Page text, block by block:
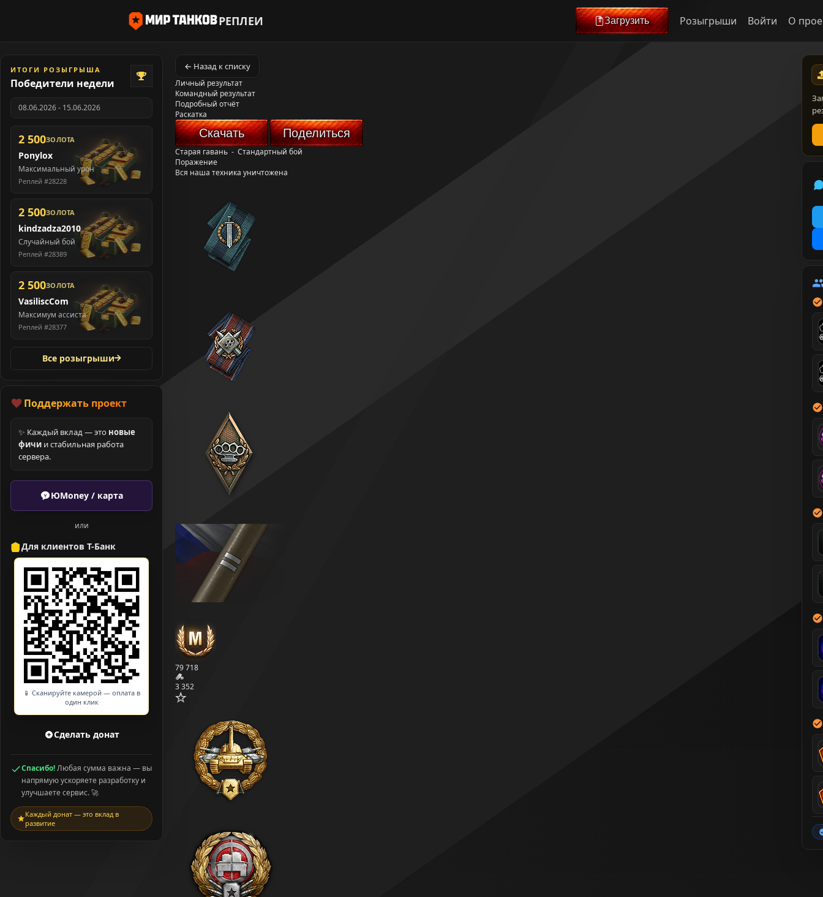
РЕПЛЕИ Загрузить Розыгрыши Войти О
ИТОГИ РОЗЫГРЫША
Победители недели
08.06.2026 - 15.06.2026
2 500ЗОЛОТА
Ponylox
Максимальный урон
Реплей #28228
2 500ЗОЛОТА
kindzadza2010
Случайный бой
Реплей #28389
2 500ЗОЛОТА
VasiliscCom
Максимум ассиста
Реплей #28377
Все розыгрыши
Поддержать проект
✨ Каждый вклад — это новые
фичи и стабильная работа
сервера.
ЮMoney / карта
или
Для клиентов Т-Банк
📱 Сканируйте камерой — оплата в
один клик
Сделать донат
Спасибо!Любая сумма важна — вы
напрямую ускоряете разработку и
улучшаете сервис. 🚀
Каждый донат — это вклад в
развитие
← Назад к списку
Личный результат
Командный результат
Подробный отчёт
Раскатка
Скачать Поделиться
Старая гавань - Стандартный бой
Поражение
Вся наша техника уничтожена
79 718
3 352